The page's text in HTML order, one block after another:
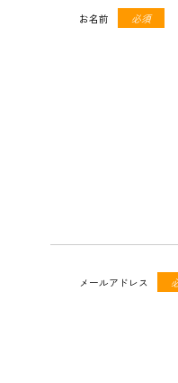
お名前 必須
メールアドレス